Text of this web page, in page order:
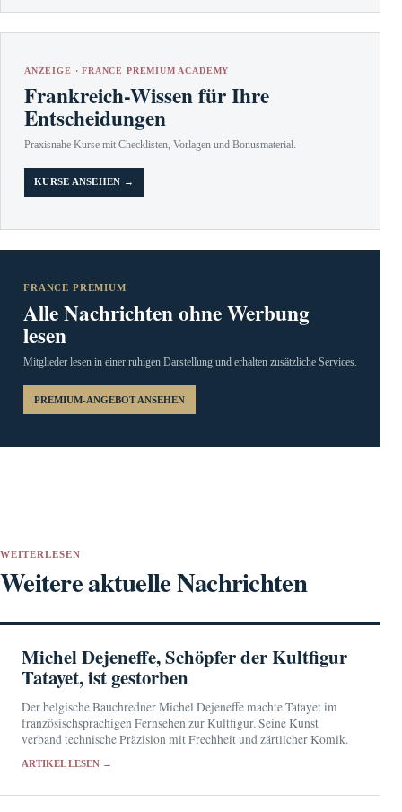
ANZEIGE · FRANCE PREMIUM ACADEMY
Frankreich-Wissen für Ihre
Entscheidungen
Praxisnahe Kurse mit Checklisten, Vorlagen und Bonusmaterial.
KURSE ANSEHEN →
FRANCE PREMIUM
Alle Nachrichten ohne Werbung
lesen
Mitglieder lesen in einer ruhigen Darstellung und erhalten zusätzliche Services.
PREMIUM-ANGEBOT ANSEHEN
WEITERLESEN
Weitere aktuelle Nachrichten
Michel Dejeneffe, Schöpfer der Kultfigur
Tatayet, ist gestorben
Der belgische Bauchredner Michel Dejeneffe machte Tatayet im
französischsprachigen Fernsehen zur Kultfigur. Seine Kunst
verband technische Präzision mit Frechheit und zärtlicher Komik.
ARTIKEL LESEN →